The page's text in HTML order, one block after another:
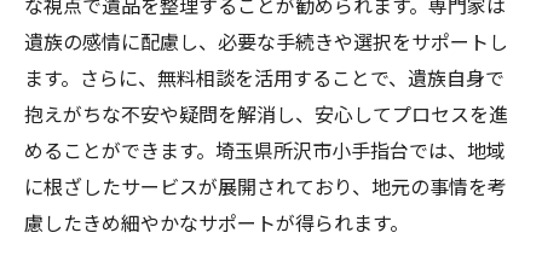
遺族の感情に配慮し、必要な手続きや選択をサポートし
ます。さらに、無料相談を活用することで、遺族自身で
抱えがちな不安や疑問を解消し、安心してプロセスを進
めることができます。埼玉県所沢市小手指台では、地域
に根ざしたサービスが展開されており、地元の事情を考
慮したきめ細やかなサポートが得られます。